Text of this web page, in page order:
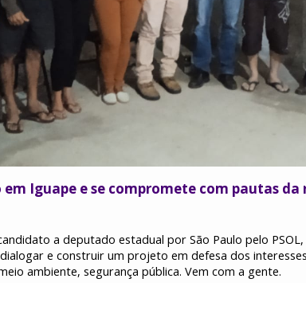
Iguape e se compromete com pautas da
a deputado estadual por São Paulo pelo
e construir um projeto em defesa dos
ambiente, segurança pública. Vem com a gente.